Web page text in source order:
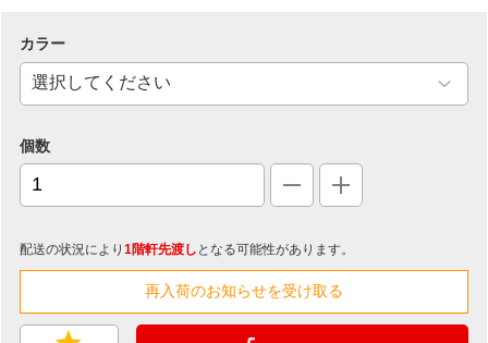
カラー
個数
配送の状況により 1階軒先渡し となる可能性があります。